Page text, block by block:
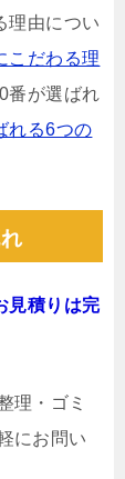
理由につい
こだわる理
番が選ばれ
れる6つの
見積りは完
理・ゴミ
にお問い